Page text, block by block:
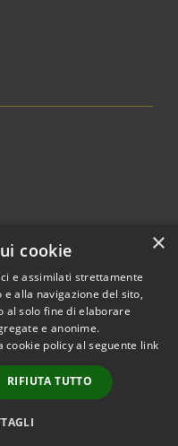
© 2026 • Comune di
Merì • Powered by
Municipium•
Accesso
redazione
×
cookie
e assimilati strettamente
alla navigazione del sito,
al solo fine di elaborare
e anonime.
policy al seguente link
RIFIUTA TUTTO